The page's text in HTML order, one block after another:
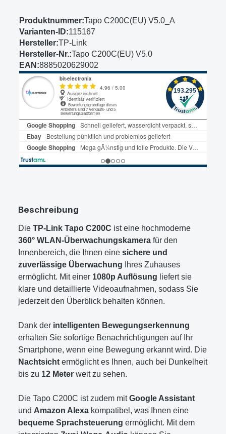
Produktnummer:Tapo C200C(EU) V5.0_A
Varianten-ID:115167
Hersteller:TP-Link
Hersteller-Nr.:Tapo C200C(EU) V5.0
EAN:8885020629002
Beschreibung
Die TP-Link Tapo C200C ist eine hochmoderne
360° WLAN-Überwachungskamera für den
Innenbereich, die Ihnen eine sichere und
zuverlässige Überwachung Ihres Zuhauses
ermöglicht. Mit einer 1080p Auflösung liefert sie
klare und detaillierte Videoaufnahmen, sodass Sie
jederzeit den Überblick behalten können.
Dank der intelligenten Bewegungserkennung
erhalten Sie sofortige Benachrichtigungen auf Ihr
Smartphone, wenn eine Bewegung erkannt wird. Die
Nachtsicht ermöglicht es Ihnen, auch bei Dunkelheit
bis zu 12 Meter weit zu sehen.
Die Tapo C200C ist zudem mitGoogle Assistant
und Amazon Alexa kompatibel, was Ihnen eine
bequeme Sprachsteuerung ermöglicht. Mit dem